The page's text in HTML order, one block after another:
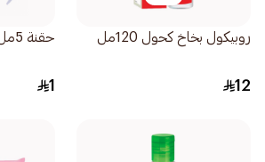
روبيكول بخاخ كحول 120مل
12
حقنة 5مل
1